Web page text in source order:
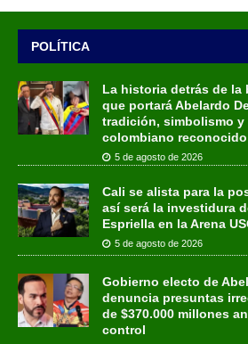
POLÍTICA
La historia detrás de la
que portará Abelardo
tradición, simbolismo y
colombiano
5 de agosto de 2026
Cali se alista para la
así será la investidura
Espriella en la Arena
5 de agosto de 2026
Gobierno electo de
denuncia presuntas
de $370.000 millones
control